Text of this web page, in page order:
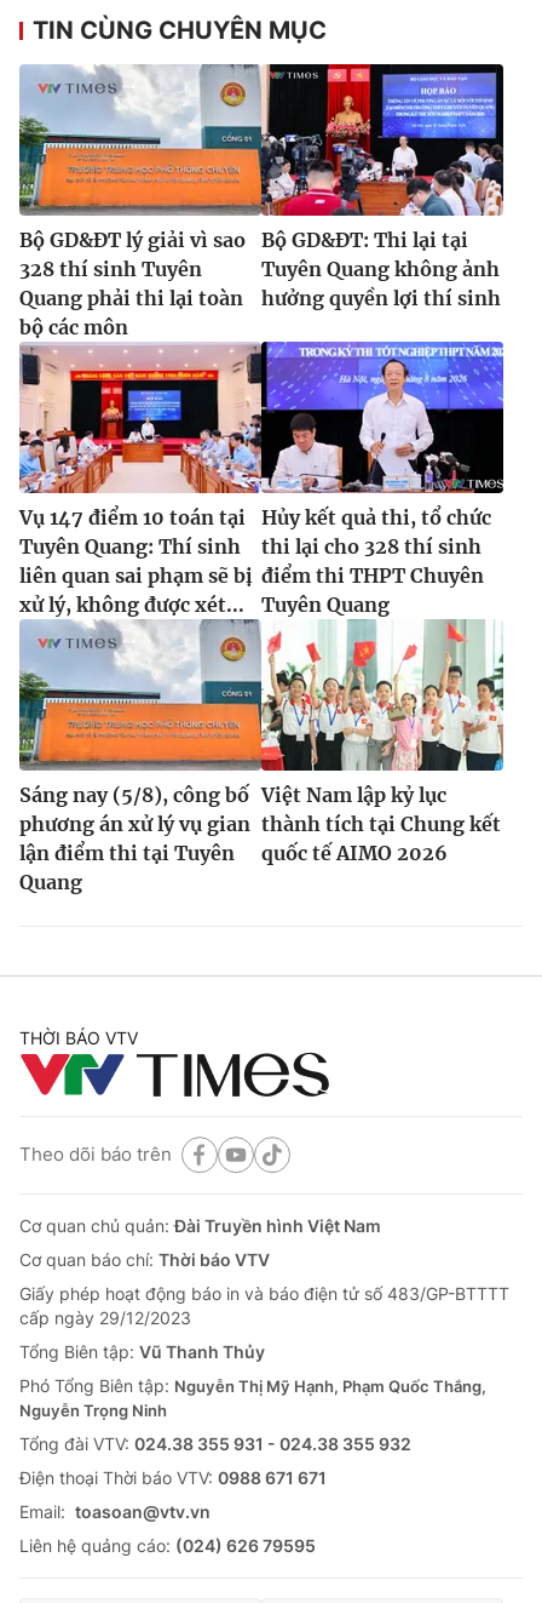
TIN CÙNG CHUYÊN MỤC
Bộ GD&ĐT lý giải vì sao
328 thí sinh Tuyên
Quang phải thi lại toàn
bộ các môn
Bộ GD&ĐT: Thi lại tại
Tuyên Quang không ảnh
hưởng quyền lợi thí sinh
Vụ 147 điểm 10 toán tại
Tuyên Quang: Thí sinh
liên quan sai phạm sẽ bị
xử lý, không được xét...
Hủy kết quả thi, tổ chức
thi lại cho 328 thí sinh
điểm thi THPT Chuyên
Tuyên Quang
Sáng nay (5/8), công bố
phương án xử lý vụ gian
lận điểm thi tại Tuyên
Quang
Việt Nam lập kỷ lục
thành tích tại Chung kết
quốc tế AIMO 2026
THỜI BÁO VTV
Theo dõi báo trên
Cơ quan chủ quản:Đài Truyền hình Việt Nam
Cơ quan báo chí: Thời báo VTV
Giấy phép hoạt động báo in và báo điện tử số 483/GP-BTTTT
cấp ngày 29/12/2023
Tổng Biên tập: Vũ Thanh Thủy
Phó Tổng Biên tập: Nguyễn Thị Mỹ Hạnh, Phạm Quốc Thắng,
Nguyễn Trọng Ninh
Tổng đài VTV: 024.38 355 931 - 024.38 355 932
Ðiện thoại Thời báo VTV: 0988 671 671
Email: toasoan@vtv.vn
Liên hệ quảng cáo: (024) 626 79595